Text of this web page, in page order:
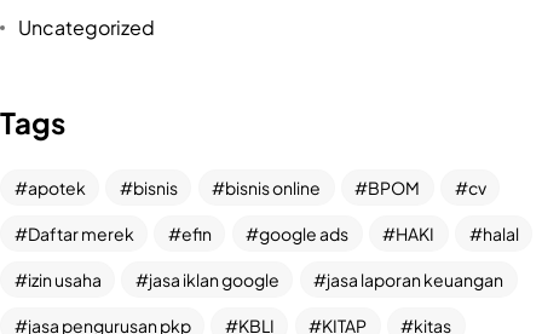
Uncategorized
Tags
apotek bisnis bisnis online BPOM cv
Daftar merek efin google ads HAKI halal
izin usaha jasa iklan google jasa laporan keuangan
jasa pengurusan pkp KBLI KITAP kitas
Layanan Pelanggan
Blog
Kebijakan Privasi
Kebijakan Pengembalian &